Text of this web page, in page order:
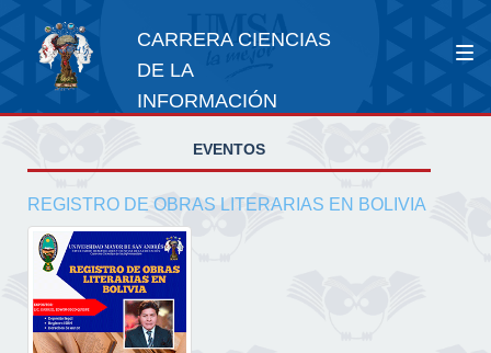
CARRERA CIENCIAS
DE LA
INFORMACIÓN
EVENTOS
REGISTRO DE OBRAS LITERARIAS EN BOLIVIA